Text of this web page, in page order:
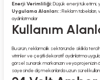
Enerji Verimliliği:Düşük enerji tüketimi,
Uygulama Alanları: :Reklam tabelaları,
aydınlatmalar
Kullanım
Bu ürün, reklamcılık sektöründe sıklıkla
vitrinler ve çeşitli dekoratif aydınlatma
görsel sunarak markanızın veya projenizin
sayesinde dış mekanlarda uzun süreli